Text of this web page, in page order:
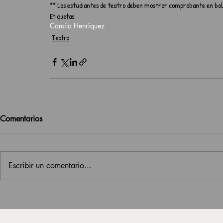
** Los estudiantes de teatro deben mostrar comprobante en
Etiquetas:
Camilo Henríquez
Teatro
Comentarios
Escribir un comentario...